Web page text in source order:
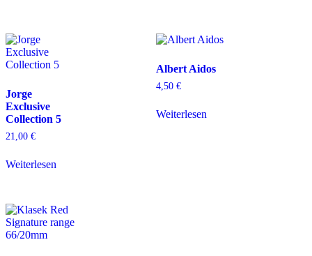
Jorge
Exclusive
Collection 5
21,00 €
Weiterlesen
Albert Aidos
4,50 €
Weiterlesen